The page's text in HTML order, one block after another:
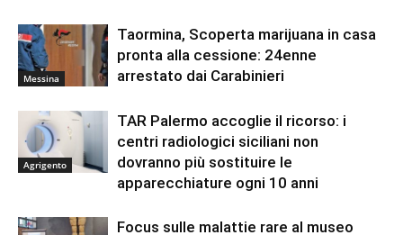
Messina
Taormina, Scoperta marijuana in casa
pronta alla cessione: 24enne
arrestato dai Carabinieri
Agrigento
TAR Palermo accoglie il ricorso: i
centri radiologici siciliani non
dovranno più sostituire le
apparecchiature ogni 10 anni
Focus sulle malattie rare al museo